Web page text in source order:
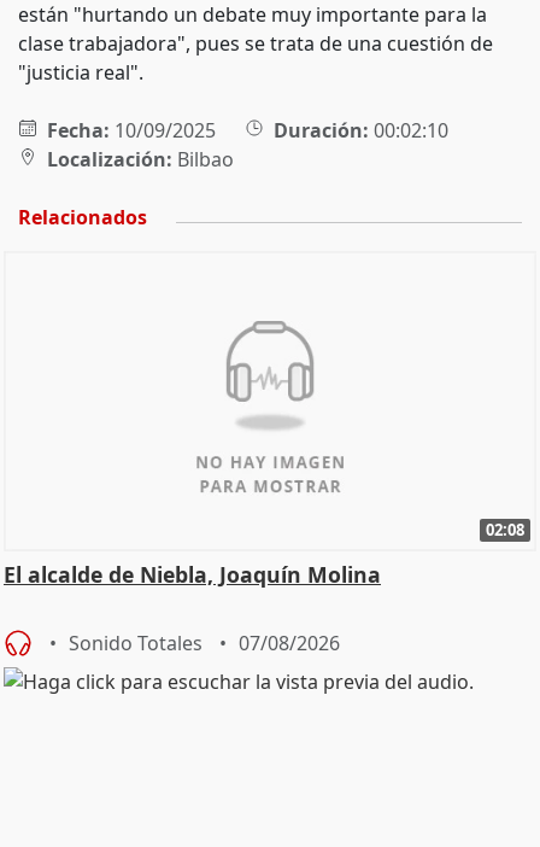
están "hurtando un debate muy importante para la
clase trabajadora", pues se trata de una cuestión de
"justicia real".
Fecha: 10/09/2025 Duración: 00:02:10
Localización: Bilbao
Relacionados
02:08
El alcalde de Niebla, Joaquín Molina
Sonido Totales 07/08/2026